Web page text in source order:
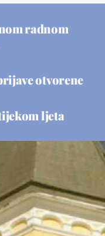
radnom
otvorene
ljeta